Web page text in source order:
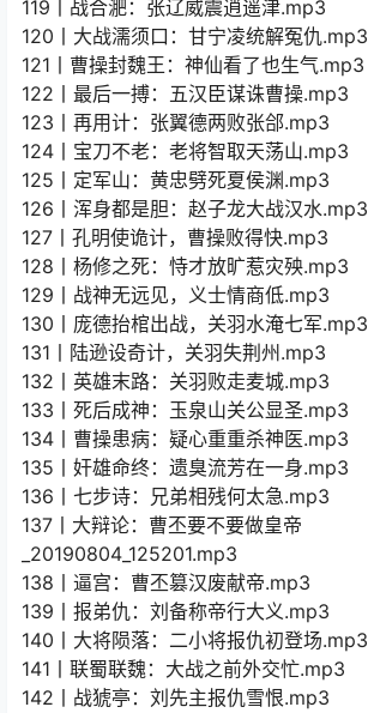
119丨战合淝：张辽威震逍遥津.mp3
120丨大战濡须口：甘宁凌统解冤仇.mp3
121丨曹操封魏王：神仙看了也生气.mp3
122丨最后一搏：五汉臣谋诛曹操.mp3
123丨再用计：张翼德两败张郃.mp3
124丨宝刀不老：老将智取天荡山.mp3
125丨定军山：黄忠劈死夏侯渊.mp3
126丨浑身都是胆：赵子龙大战汉水.mp3
127丨孔明使诡计，曹操败得快.mp3
128丨杨修之死：恃才放旷惹灾殃.mp3
129丨战神无远见，义士情商低.mp3
130丨庞德抬棺出战，关羽水淹七军.mp3
131丨陆逊设奇计，关羽失荆州.mp3
132丨英雄末路：关羽败走麦城.mp3
133丨死后成神：玉泉山关公显圣.mp3
134丨曹操患病：疑心重重杀神医.mp3
135丨奸雄命终：遗臭流芳在一身.mp3
136丨七步诗：兄弟相残何太急.mp3
137丨大辩论：曹丕要不要做皇帝
_20190804_125201.mp3
138丨逼宫：曹丕篡汉废献帝.mp3
139丨报弟仇：刘备称帝行大义.mp3
140丨大将陨落：二小将报仇初登场.mp3
141丨联蜀联魏：大战之前外交忙.mp3
142丨战猇亭：刘先主报仇雪恨.mp3